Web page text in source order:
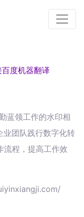
度机器翻译
蓝领工作的水印相
业团队践行数字化转
流程，提高工作效